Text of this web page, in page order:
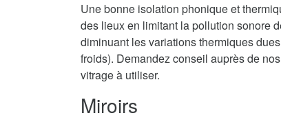
Une bonne isolation phonique et
des lieux en limitant la pollution sonore
diminuant les variations thermiques
froids). Demandez conseil auprès de
vitrage à utiliser.
Miroirs